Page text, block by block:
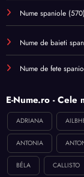
Nume spaniole (570)
Nume de baieti
Nume de fete
E-Nume.ro - Cele
ADRIANA
ANTONIA
BÉLA CALLISTO